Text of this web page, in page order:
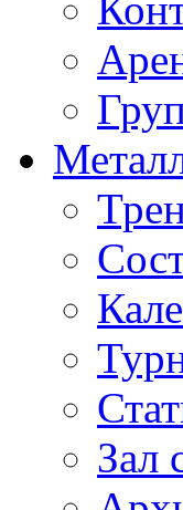
Зал